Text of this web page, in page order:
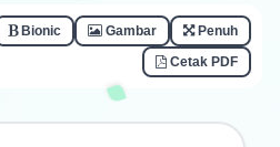
Bionic Gambar
Penuh
Cetak PDF